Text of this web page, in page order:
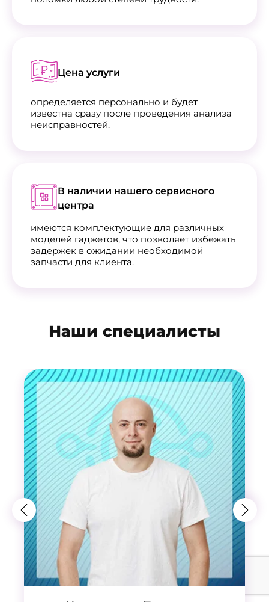
Цена услуги
определяется персонально и будет
известна сразу после проведения анализа
неисправностей.
В наличии нашего сервисного
центра
имеются комплектующие для различных
моделей гаджетов, что позволяет избежать
задержек в ожидании необходимой
запчасти для клиента.
Наши специалисты